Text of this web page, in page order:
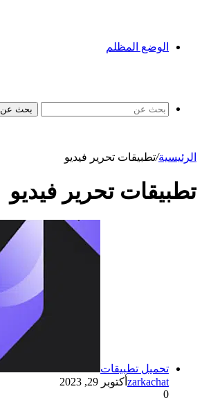
الوضع المظلم
بحث عن
الرئيسية/تطبيقات تحرير فيديو
تطبيقات تحرير فيديو
تحميل تطبيقات
zarkachat أكتوبر 29, 2023
0